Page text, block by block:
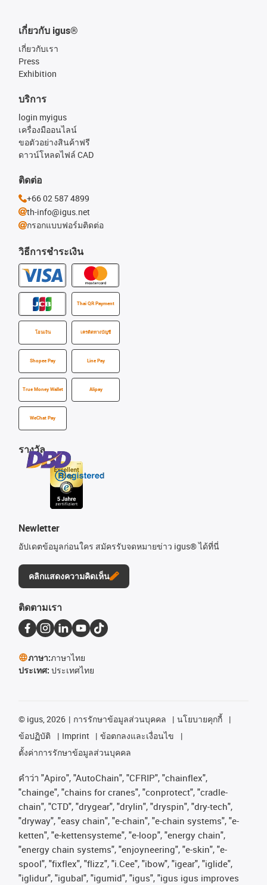
เกี่ยวกับ igus®
เกี่ยวกับเรา
Press
Exhibition
วิธีการชำระเงิน
Thai QR Payment
โอนเงิน เครดิตทางบัญชี
Shopee Pay Line Pay
True Money Wallet Alipay
WeChat Pay
บริการ
login myigus
เครื่องมืออนไลน์
ขอตัวอย่างสินค้าฟรี
ดาวน์โหลดไฟล์ CAD
รางวัล
Newletter
อัปเดตข้อมูลก่อนใคร สมัครรับจดหมายข่าว igus® ได้ที่นี่
คลิกแสดงความคิดเห็น
ติดต่อ
+66 02 587 4899
th-info@igus.net
กรอกแบบฟอร์มติดต่อ
ติดตามเรา
ภาษา:ภาษาไทย
ประเทศ: ประเทศไทย
© igus, 2026 การรักษาข้อมูลส่วนบุคคล
นโยบายคุกกี้
ข้อปฏิบัติ
Imprint
ข้อตกลงและเงื่อนไข
ตั้งค่าการรักษาข้อมูลส่วนบุคคล
คําว่า "Apiro", "AutoChain", "CFRIP", "chainflex",
"chainge", "chains for cranes", "conprotect", "cradle-
chain", "CTD", "drygear", "drylin", "dryspin", "dry-tech",
"dryway", "easy chain", "e-chain", "e-chain systems", "e-
ketten", "e-kettensysteme", "e-loop", "energy chain",
"energy chain systems", "enjoyneering", "e-skin", "e-
spool", "fixflex", "flizz", "i.Cee", "ibow", "igear", "iglide",
"iglidur", "igubal", "igumid", "igus", "igus igus improves